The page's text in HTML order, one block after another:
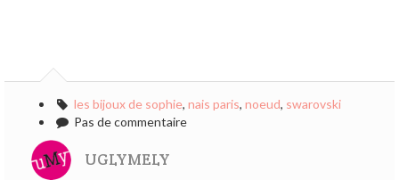
les bijoux de sophie, nais paris, noeud, swarovski
Pas de commentaire
UGLYMELY